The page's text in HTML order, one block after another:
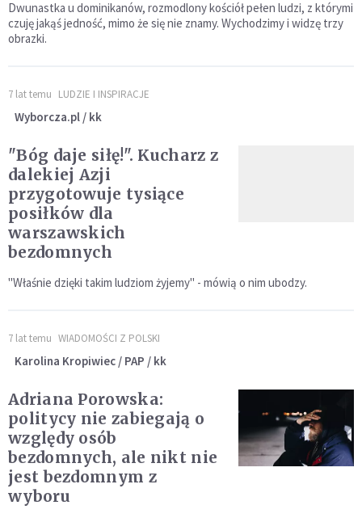
Dwunastka u dominikanów, rozmodlony kościół pełen ludzi, z którymi
czuję jakąś jedność, mimo że się nie znamy. Wychodzimy i widzę trzy
obrazki.
7 lat temu LUDZIE I INSPIRACJE
Wyborcza.pl / kk
"Bóg daje siłę!". Kucharz z
dalekiej Azji
przygotowuje tysiące
posiłków dla
warszawskich
bezdomnych
"Właśnie dzięki takim ludziom żyjemy" - mówią o nim ubodzy.
7 lat temu WIADOMOŚCI Z POLSKI
Karolina Kropiwiec / PAP / kk
Adriana Porowska:
politycy nie zabiegają o
względy osób
bezdomnych, ale nikt nie
jest bezdomnym z
wyboru